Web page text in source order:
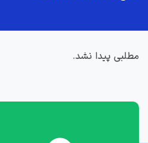
مطلبی پیدا نشد.